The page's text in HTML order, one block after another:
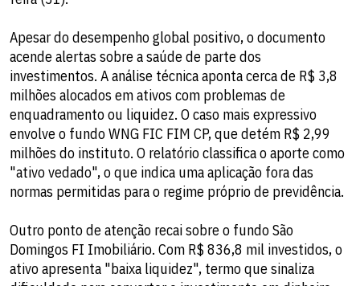
Apesar do desempenho global positivo, o documento
acende alertas sobre a saúde de parte dos
investimentos. A análise técnica aponta cerca de R$ 3,8
milhões alocados em ativos com problemas de
enquadramento ou liquidez. O caso mais expressivo
envolve o fundo WNG FIC FIM CP, que detém R$ 2,99
milhões do instituto. O relatório classifica o aporte como
"ativo vedado", o que indica uma aplicação fora das
normas permitidas para o regime próprio de previdência.
Outro ponto de atenção recai sobre o fundo São
Domingos FI Imobiliário. Com R$ 836,8 mil investidos, o
ativo apresenta "baixa liquidez", termo que sinaliza